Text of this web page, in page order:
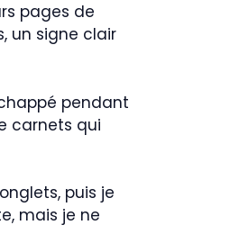
pages de
un signe clair
pendant
carnets qui
puis je
mais je ne